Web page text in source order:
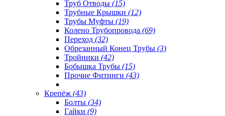
Труб Отводы (15)
Трубные Крышки (12)
Трубы Муфты (19)
Колено Трубопровода (69)
Переход (32)
Обрезанный Конец Трубы (3)
Тройники (42)
Бобышка Трубы (15)
Прочие Фитинги (43)
Крепёж (43)
Болты (34)
Гайки (9)